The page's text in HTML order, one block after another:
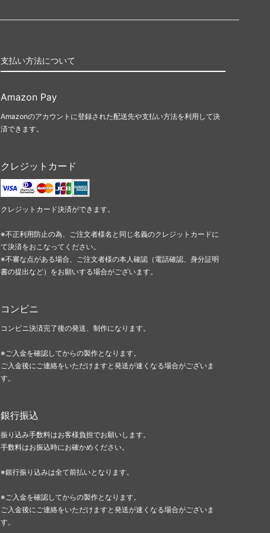
支払い方法について
Amazon Pay
Amazonのアカウントに登録された配送先や支払い方法を利用して決
済できます。
クレジットカード
クレジットカード決済ができます。
※不正利用防止の為、ご注文者様名と同じ名義のクレジットカードに
て決済をおこなってください。
※不審な点がある場合、ご注文者様の本人確認（電話確認、身分証明
書の提出など）をお願いする場合がございます。
コンビニ
コンビニ決済完了後の発送、制作になります。
※ご入金を確認してからの製作となります。
ご入金後にご連絡をいただけますと発送が速くなる場合がございま
す。
銀行振込
振り込み手数料はお客様負担でお願いします。
手数料はお振込時にお確かめください。
※銀行振り込みは全て前払いとなります。
※ご入金を確認してからの製作となります。
ご入金後にご連絡をいただけますと発送が速くなる場合がございま
す。